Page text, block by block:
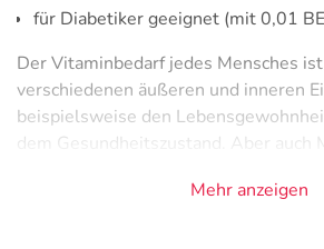
für Diabetiker geeignet (mit 0,01
Der Vitaminbedarf jedes Mensches
verschiedenen äußeren und inneren
beispielsweise den
dem Gesundheitszustand. Aber auch
Alkoholgenuss können denMehr anzeigen